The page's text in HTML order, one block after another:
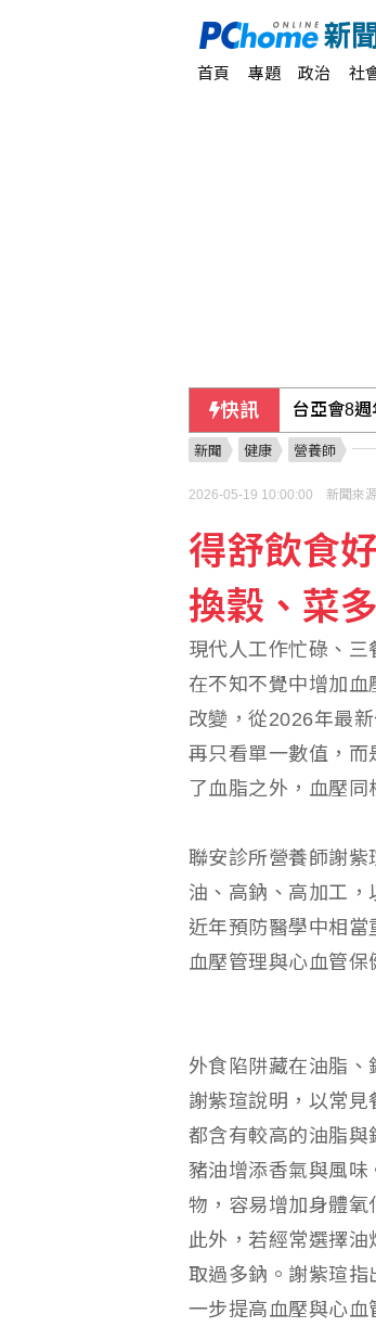
首頁 專題 政治 社
快訊 台亞會8
8銀完成
查處饒慶
新聞 健康 營養師
2026-05-19 10:00:00 新聞來
得舒飲食
換穀、菜
現代人工作忙碌、
在不知不覺中增加
改變，從2026年最
再只看單一數值，
了血脂之外，血壓同
聯安診所營養師謝
油、高鈉、高加工
近年預防醫學中相
血壓管理與心血管保
外食陷阱藏在油脂、
謝紫瑄說明，以常
都含有較高的油脂
豬油增添香氣與風
物，容易增加身體氧
此外，若經常選擇
取過多鈉。謝紫瑄
一步提高血壓與心血